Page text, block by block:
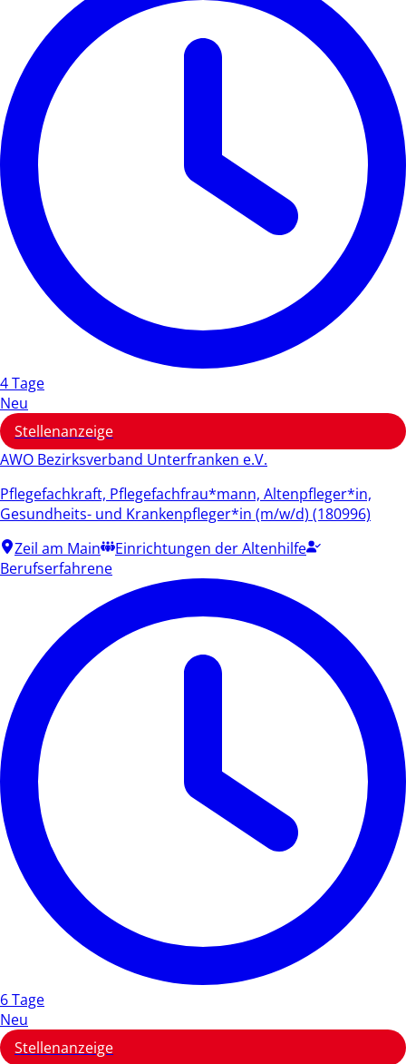
4 Tage
Neu
Stellenanzeige
AWO Bezirksverband Unterfranken e.V.
Pflegefachkraft, Pflegefachfrau*mann, Altenpfleger*in,
Gesundheits- und Krankenpfleger*in (m/w/d) (180996)
Zeil am Main
Einrichtungen der Altenhilfe
Berufserfahrene
6 Tage
Neu
Stellenanzeige